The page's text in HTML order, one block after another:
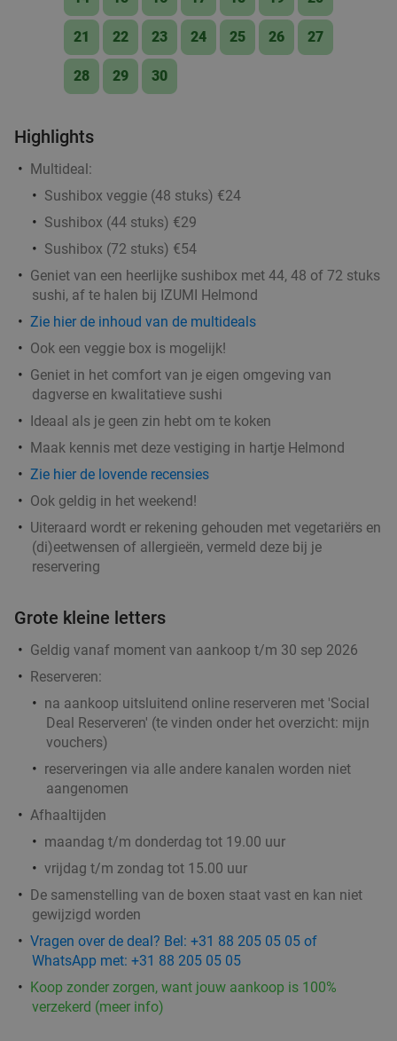
35%
High tea (1,5 uur), shared brunch of ontbijt bij
Teds Eindhoven Strijp-S
Morgen
Zo Ma
36%
Burrito + drankje bij Chidóz in Eindhoven
Chidoz Eindhoven Strijp-S
Eindhoven
Verkocht: 25
14%
All-You-Can-Eat & Drink (2,5 uur) bij Lundi
Vandaag Morgen Zo Di
Lundi Eindhoven
Eindhoven 16 min. directions_car
Verkocht: 544 Regulier €42
52%
Waardebon voor gebak t.w.v. €25 voor
Godfried de Vocht De Echte Bakker
Vandaag Morgen Ma Di Wo
Do
Godfried de Vocht De Echte Bakker
9.6star
Eindhoven
Verkocht: 915
52%
Waardebon voor gebak t.w.v. €25 voor
Godfried de Vocht De Echte Bakker
Vandaag Morgen Ma Wo
Do
Godfried de Vocht De Echte Bakker
Eindhoven 17 min.
Verkocht: 915
21 22 23 24 25 26 27
28 29 30
Highlights
Multideal:
Sushibox veggie (48 stuks) €24
Sushibox (44 stuks) €29
Sushibox (72 stuks) €54
Geniet van een heerlijke sushibox met 44, 48 of 72 stuks
sushi, af te halen bij IZUMI Helmond
Zie hier de inhoud van de multideals
Ook een veggie box is mogelijk!
Geniet in het comfort van je eigen omgeving van
dagverse en kwalitatieve sushi
Ideaal als je geen zin hebt om te koken
Maak kennis met deze vestiging in hartje Helmond
Zie hier de lovende recensies
Ook geldig in het weekend!
Uiteraard wordt er rekening gehouden met vegetariërs en
(di)eetwensen of allergieën, vermeld deze bij je
reservering
Grote kleine letters
Geldig vanaf moment van aankoop t/m 30 sep 2026
Reserveren:
na aankoop uitsluitend online reserveren met 'Social
Deal Reserveren' (te vinden onder het overzicht: mijn
vouchers)
reserveringen via alle andere kanalen worden niet
aangenomen
Afhaaltijden
maandag t/m donderdag tot 19.00 uur
vrijdag t/m zondag tot 15.00 uur
De samenstelling van de boxen staat vast en kan niet
gewijzigd worden
Vragen over de deal? Bel: +31 88 205 05 05 of
WhatsApp met: +31 88 205 05 05
Koop zonder zorgen, want jouw aankoop is 100%
verzekerd (meer info)